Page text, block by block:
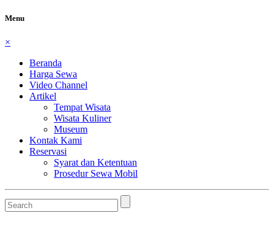
Menu
×
Beranda
Harga Sewa
Video Channel
Artikel
Tempat Wisata
Wisata Kuliner
Museum
Kontak Kami
Reservasi
Syarat dan Ketentuan
Prosedur Sewa Mobil